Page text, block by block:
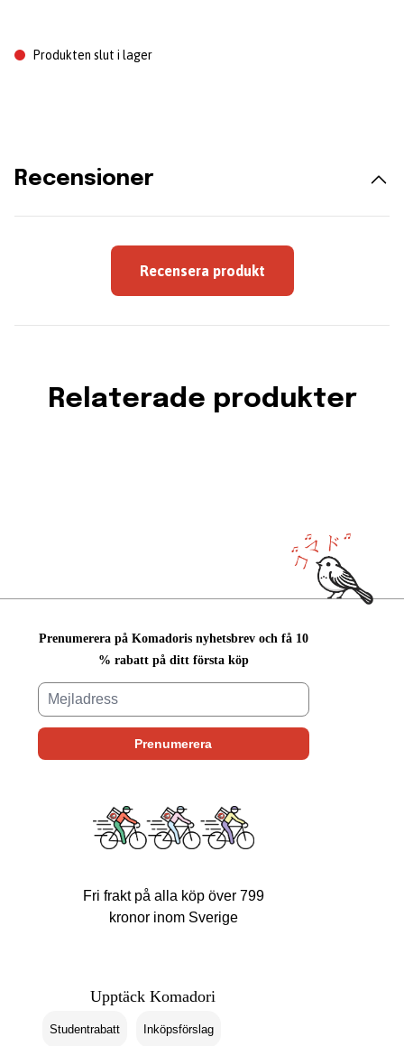
Produkten slut i lager
Recensioner
Recensera produkt
Relaterade produkter
Prenumerera på Komadoris nyhetsbrev och få 10
% rabatt på ditt första köp
Fri frakt på alla köp över 799
kronor inom Sverige
Upptäck Komadori
Studentrabatt Inköpsförslag